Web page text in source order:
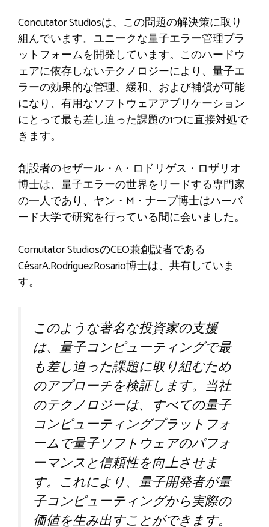
Concutator Studiosは、この問題の解決策に取り
組んでいます。ユニークな量子エラー管理プラ
ットフォームを開発しています。このハードウ
ェアに依存しないテクノロジーにより、量子エ
ラーの効果的な管理、緩和、および補償が可能
になり、有用なソフトウェアアプリケーション
にとって最も差し迫った課題の1つに直接対処で
きます。
創設者のセザール・A・ロドリゲス・ロザリオ
博士は、量子エラーの世界をリードする専門家
の一人であり、ヤン・M・ナープ博士はハーバ
ード大学で研究を行っている間に会いました。
Comutator StudiosのCEO兼創設者である
CésarA.RodríguezRosario博士は、共有していま
す。
このような著名な投資家の支援
は、量子コンピューティングで最
も差し迫った課題に取り組むため
のアプローチを検証します。当社
のテクノロジーは、すべての量子
コンピューティングプラットフォ
ームで量子ソフトウェアのパフォ
ーマンスと信頼性を向上させま
す。これにより、量子開発者が量
子コンピューティングから実際の
価値を生み出すことができます。